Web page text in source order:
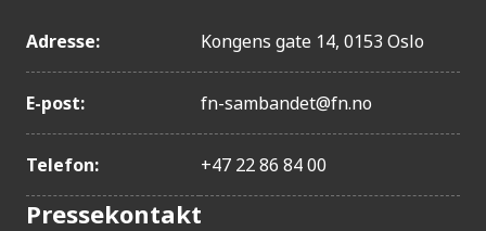
Adresse: Kongens gate 14, 0153 Oslo
E-post: fn-sambandet@fn.no
Telefon: +47 22 86 84 00
Pressekontakt